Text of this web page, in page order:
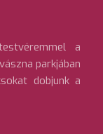
a
parkjában
dobjunk a